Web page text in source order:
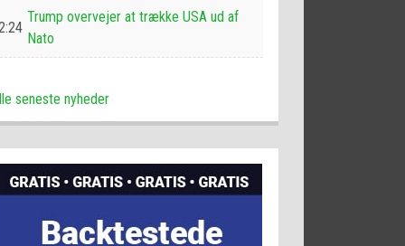
Trump overvejer at trække USA ud af
Nato
seneste nyheder